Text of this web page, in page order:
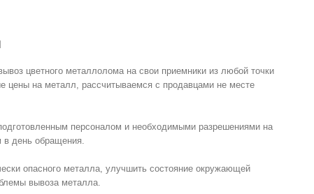
цветного металлолома на свои приемники из любой точки
цены на металл, рассчитываемся с продавцами не месте
персоналом и необходимыми разрешениями на
в день обращения.
опасного металла, улучшить состояние окружающей
вывоза металла.